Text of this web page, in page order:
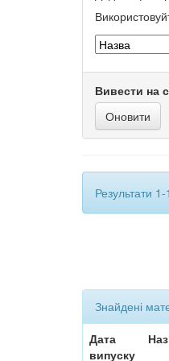
Вивести на
Результати 1-
Знайдені
Дата
випуску